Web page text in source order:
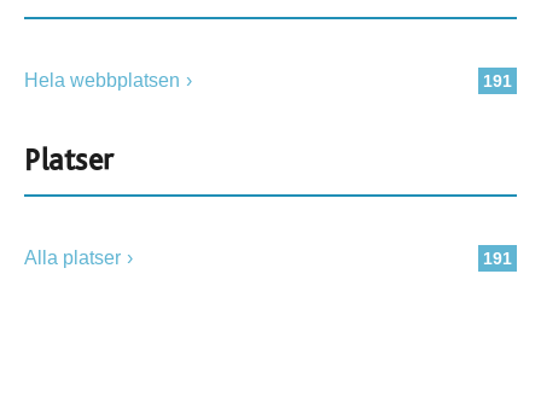
191
Hela webbplatsen
Platser
191
Alla platser